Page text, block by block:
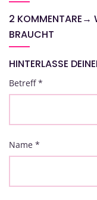
2 KOMMENTARE→
BRAUCHT
HINTERLASSE
Betreff*
Name *